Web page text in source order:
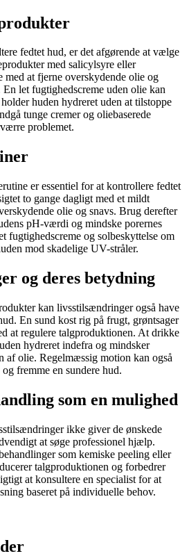
fedtet hud, er det afgørende at vælge
med salicylsyre eller
at fjerne overskydende olie og
let fugtighedscreme uden olie kan
huden hydreret uden at tilstoppe
tunge cremer og oliebaserede
problemet.
er essentiel for at kontrollere fedtet
to gange dagligt med et mildt
olie og snavs. Brug derefter
pH-værdi og mindske porernes
fugtighedscreme og solbeskyttelse om
mod skadelige UV-stråler.
og deres betydning
kan livsstilsændringer også have
En sund kost rig på frugt, grøntsager
at regulere talgproduktionen. At drikke
hydreret indefra og mindsker
af olie. Regelmæssig motion kan også
fremme en sundere hud.
som en mulighed
ikke giver de ønskede
at søge professionel hjælp.
som kemiske peeling eller
talgproduktionen og forbedrer
at konsultere en specialist for at
baseret på individuelle behov.